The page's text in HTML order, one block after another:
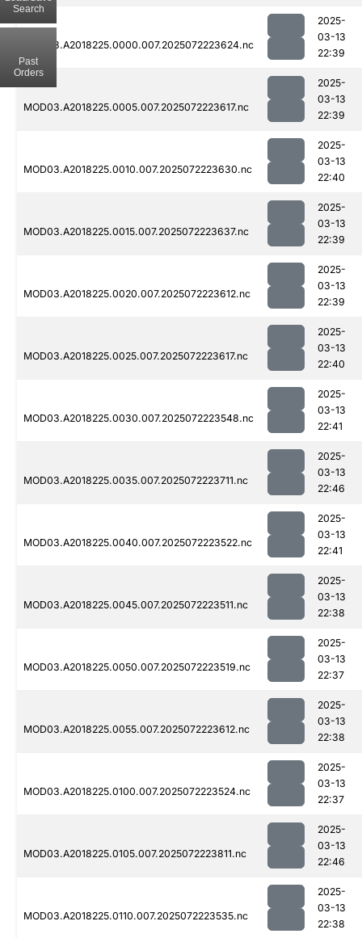
MOD03.A2018225.0000.007.2025072223624.nc
2025-
03-13
22:39
MOD03.A2018225.0005.007.2025072223617.nc
2025-
03-13
22:39
MOD03.A2018225.0010.007.2025072223630.nc
2025-
03-13
22:40
MOD03.A2018225.0015.007.2025072223637.nc
2025-
03-13
22:39
MOD03.A2018225.0020.007.2025072223612.nc
2025-
03-13
22:39
MOD03.A2018225.0025.007.2025072223617.nc
2025-
03-13
22:40
MOD03.A2018225.0030.007.2025072223548.nc
2025-
03-13
22:41
MOD03.A2018225.0035.007.2025072223711.nc
2025-
03-13
22:46
MOD03.A2018225.0040.007.2025072223522.nc
2025-
03-13
22:41
MOD03.A2018225.0045.007.2025072223511.nc
2025-
03-13
22:38
MOD03.A2018225.0050.007.2025072223519.nc
2025-
03-13
22:37
MOD03.A2018225.0055.007.2025072223612.nc
2025-
03-13
22:38
MOD03.A2018225.0100.007.2025072223524.nc
2025-
03-13
22:37
MOD03.A2018225.0105.007.2025072223811.nc
2025-
03-13
22:46
MOD03.A2018225.0110.007.2025072223535.nc
2025-
03-13
22:38
Search
Past
Orders